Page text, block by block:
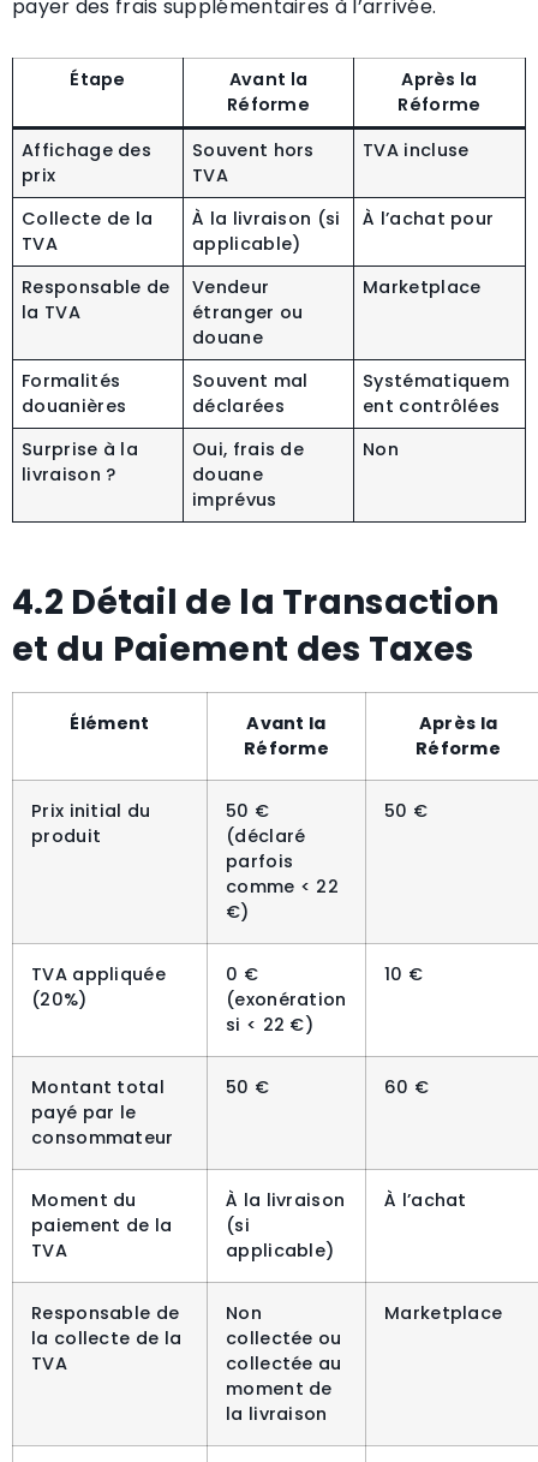
payer des frais supplémentaires à l’arrivée.
Étape
Avant la
Réforme
Après la
Réforme
Affichage des
prix
Souvent hors
TVA
TVA incluse
Collecte de la
TVA
À la livraison (si
applicable)
À l’achat pour
Responsable de
la TVA
Vendeur
étranger ou
douane
Marketplace
Formalités
douanières
Souvent mal
déclarées
Systématiquem
ent contrôlées
Surprise à la
livraison ?
Oui, frais de
douane
imprévus
Non
4.2 Détail de la Transaction
et du Paiement des Taxes
Élément
Avant la
Réforme
Après la
Réforme
Prix initial du
produit
50 €
(déclaré
parfois
comme < 22
€)
50 €
TVA appliquée
(20%)
0 €
(exonération
si < 22 €)
10 €
Montant total
payé par le
consommateur
50 € 60 €
Moment du
paiement de la
TVA
À la livraison
(si
applicable)
À l’achat
Responsable de
la collecte de la
TVA
Non
collectée ou
collectée au
moment de
la livraison
Marketplace